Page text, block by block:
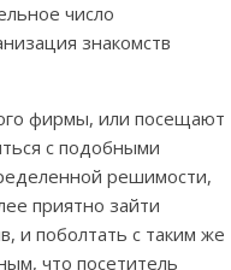
число
знакомств
фирмы, или посещают
с подобными
решимости,
приятно зайти
и поболтать с таким же
что посетитель